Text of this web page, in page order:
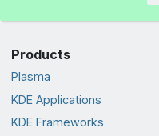
Products
Plasma
KDE Applications
KDE Frameworks